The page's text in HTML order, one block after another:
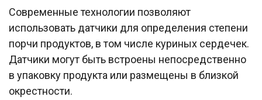
Современные технологии позволяют
использовать датчики для определения степени
порчи продуктов, в том числе куриных сердечек.
Датчики могут быть встроены непосредственно
в упаковку продукта или размещены в близкой
окрестности.